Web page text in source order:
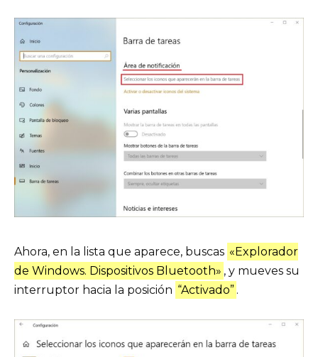
Ahora, en la lista que aparece, buscas «Explorador
de Windows. Dispositivos Bluetooth» , y mueves su
interruptor hacia la posición “Activado” .